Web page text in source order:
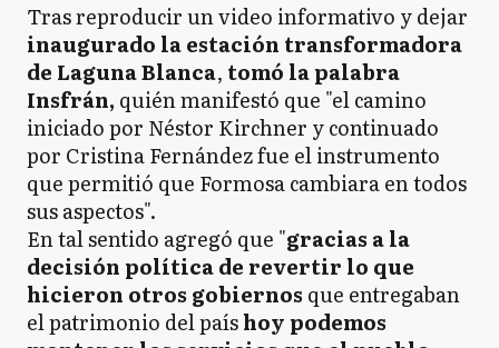
Tras reproducir un video informativo y dejar
inaugurado la estación transformadora
de Laguna Blanca, tomó la palabra
Insfrán, quién manifestó que "el camino
iniciado por Néstor Kirchner y continuado
por Cristina Fernández fue el instrumento
que permitió que Formosa cambiara en todos
sus aspectos".
En tal sentido agregó que "gracias a la
decisión política de revertir lo que
hicieron otros gobiernos que entregaban
el patrimonio del paíshoy podemos